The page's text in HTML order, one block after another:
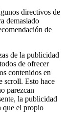
directivos de
demasiado
de
de la publicidad
de ofrecer
contenidos en
scroll. Esto hace
parezcan
la publicidad
que el propio